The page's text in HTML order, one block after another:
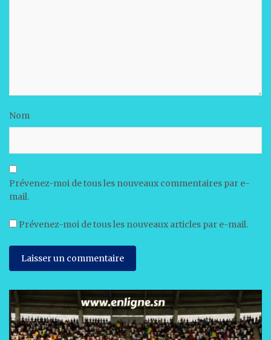
Nom
Prévenez-moi de tous les nouveaux commentaires par e-
mail.
Prévenez-moi de tous les nouveaux articles par e-mail.